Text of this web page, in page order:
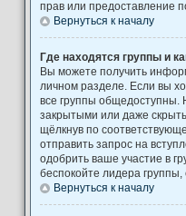
прав или предоставление
Вернуться к началу
Где находятся группы и
Вы можете получить
личном разделе. Если вы
все группы общедоступны.
закрытыми или даже
щёлкнув по
отправить запрос на
одобрить ваше участие в
беспокойте лидера
Вернуться к началу